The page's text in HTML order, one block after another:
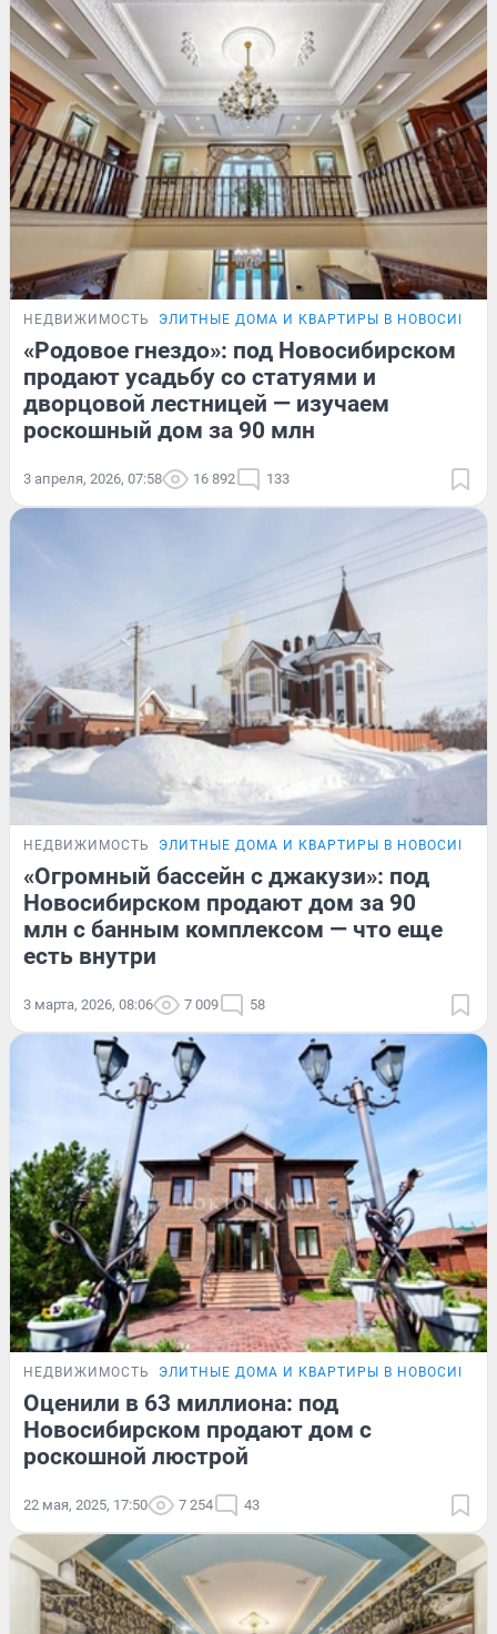
НЕДВИЖИМОСТЬ ЭЛИТНЫЕ ДОМА И КВАРТИРЫ В
«Родовое гнездо»: под Новосибирском
продают усадьбу со статуями и
дворцовой лестницей — изучаем
роскошный дом за 90 млн
3 апреля, 2026, 07:58 16 892 133
НЕДВИЖИМОСТЬ ЭЛИТНЫЕ ДОМА И КВАРТИРЫ В
«Огромный бассейн с джакузи»: под
Новосибирском продают дом за 90
млн с банным комплексом — что еще
есть внутри
3 марта, 2026, 08:06 7 009 58
НЕДВИЖИМОСТЬ ЭЛИТНЫЕ ДОМА И КВАРТИРЫ В
Оценили в 63 миллиона: под
Новосибирском продают дом с
роскошной люстрой
22 мая, 2025, 17:50 7 254 43